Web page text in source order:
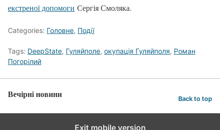
екстреної допомоги Сергія Смоляка.
Categories: Головне, Події
Tags: DeepState, Гуляйполе, окупація Гуляйполя, Роман
Погорілий
Вечірні новини Back to top
Exit mobile version